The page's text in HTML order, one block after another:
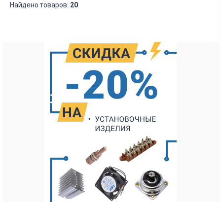
Найдено товаров: 20